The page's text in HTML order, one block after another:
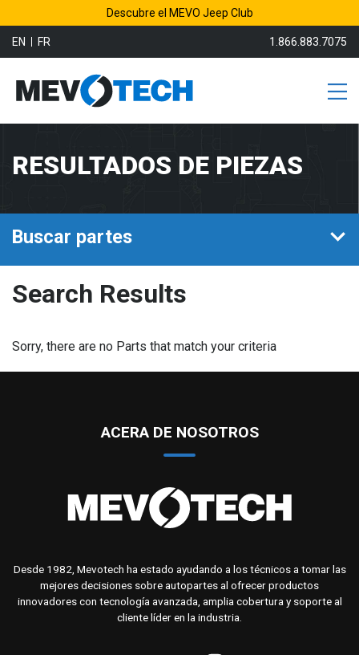
Descubre el MEVO Jeep Club
EN FR 1.866.883.7075
RESULTADOS DE PIEZAS
Buscar partes
Search Results
Sorry, there are no Parts that match your criteria
ACERA DE NOSOTROS
Desde 1982, Mevotech ha estado ayudando a los técnicos a tomar las
mejores decisiones sobre autopartes al ofrecer productos
innovadores con tecnología avanzada, amplia cobertura y soporte al
cliente líder en la industria.